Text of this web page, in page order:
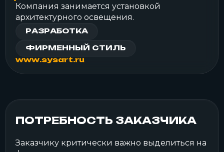
Компания занимается установкой
архитектурного освещения.
РАЗРАБОТКА
ФИРМЕННЫЙ СТИЛЬ
www.sysart.ru
ПОТРЕБНОСТЬ ЗАКАЗЧИКА
Заказчику критически важно выделиться на